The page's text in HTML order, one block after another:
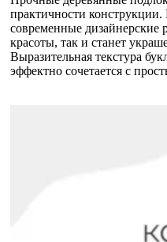
практичности
современные дизайнерские
красоты, так и станет
Выразительная текстура
эффектно сочетается с